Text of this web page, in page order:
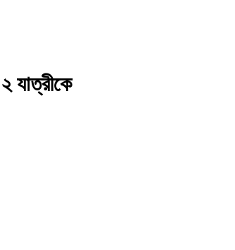
যাত্রীকে